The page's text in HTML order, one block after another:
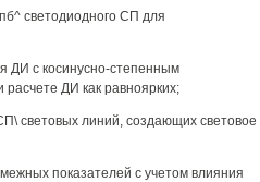
светодиодного СП для
ДИ с косинусно-степенным
ДИ как равноярких;
световых линий, создающих световое
показателей с учетом влияния